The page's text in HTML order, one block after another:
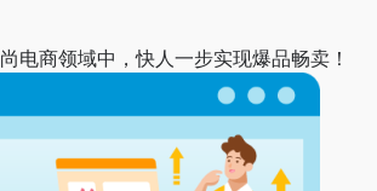
电商领域中，快人一步实现爆品畅卖！